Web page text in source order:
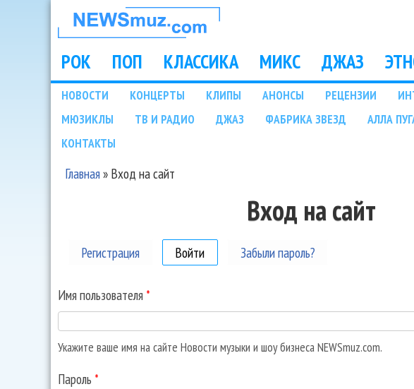
НОВОСТИ
МУЗЫКИ И
ШОУ БИЗНЕСА
NEWSMUZ.COM
Main menu
РОК ПОП КЛАССИКА МИКС ДЖАЗ
Подразделы
НОВОСТИ КОНЦЕРТЫ КЛИПЫ АНОНСЫ РЕЦЕНЗИИ
МЮЗИКЛЫ
ТВ И РАДИО ДЖАЗ ФАБРИКА ЗВЕЗД АЛЛА
КОНТАКТЫ
Вы здесь
Главная» Вход на сайт
Вход на сайт
Регистрация Войти (активная вкладка)
Забыли пароль?
Имя пользователя *
Укажите ваше имя на сайте Новости музыки и шоу бизнеса NEWSmuz.com.
Пароль *